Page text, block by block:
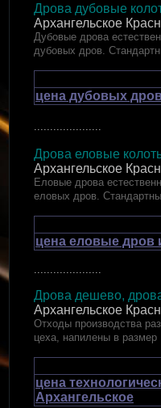
Дрова дубовые
Архангельское
Дубовые дрова
дубовых дров.
цена дубовых
Дрова еловые
Архангельское
Еловые дрова
еловых дров.
цена еловые дров
.....................
Дрова дешево,
Архангельское
Отходы производства
цеха, напилены в размер
цена
Архангельское